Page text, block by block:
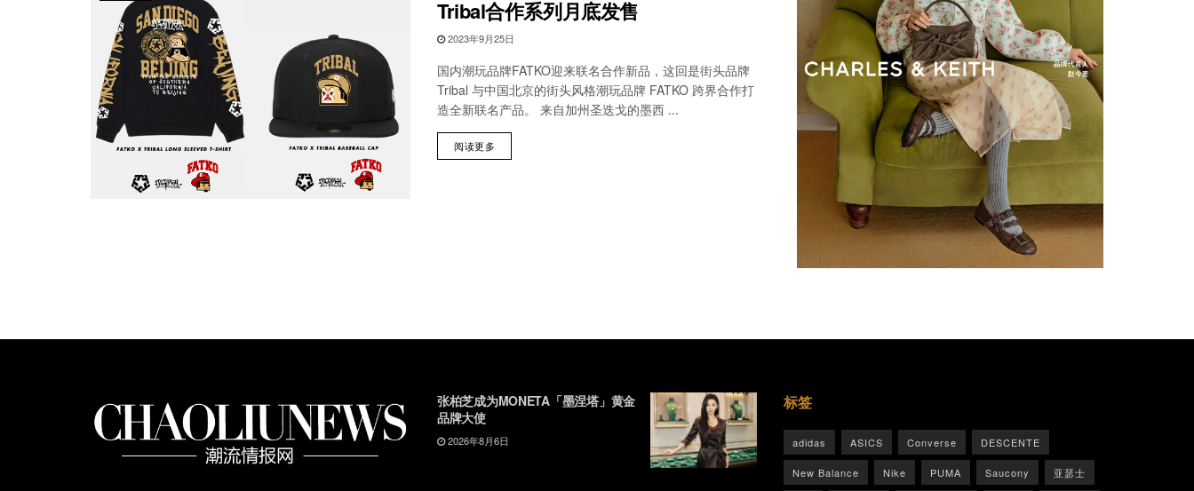
Tribal合作系列月底发售
2023年9月25日
国内潮玩品牌FATKO迎来联名合作新品，这回是街头品牌
Tribal 与中国北京的街头风格潮玩品牌 FATKO 跨界合作打
造全新联名产品。 来自加州圣迭戈的墨西 ...
阅读更多
张柏芝成为MONETA「墨涅塔」黄金
品牌大使
2026年8月6日
标签
adidas ASICS Converse DESCENTE
New Balance Nike PUMA Saucony 亚瑟士